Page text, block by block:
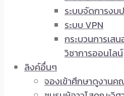
ระบบจัดการงบ
ระบบ VPN
กระบวนการเส
วิชาการออนไลน์
ลิงค์อื่นๆ
จองเข้าศึกษาดูงานค